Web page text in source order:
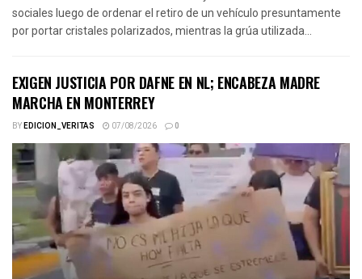
sociales luego de ordenar el retiro de un vehículo presuntamente
por portar cristales polarizados, mientras la grúa utilizada...
EXIGEN JUSTICIA POR DAFNE EN NL; ENCABEZA MADRE
MARCHA EN MONTERREY
BYEDICION_VERITAS 07/08/2026 0